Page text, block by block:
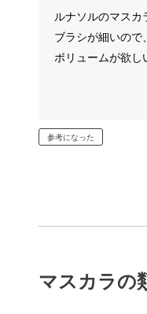
ルナソルのマスカ
ブラシが細いので
ボリュームが欲し
参考になった
マスカラの